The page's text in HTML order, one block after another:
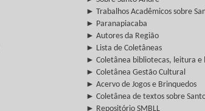
► Trabalhos Acadêmicos sobre
► Paranapiacaba
► Autores da Região
► Lista de Coletâneas
► Coletânea bibliotecas, leitura e
► Coletânea Gestão Cultural
► Acervo de Jogos e Brinquedos
► Coletânea de textos sobre
► Repositório SMBLL